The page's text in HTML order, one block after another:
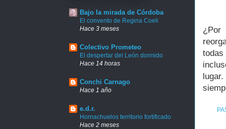
¿Por
Bajo la mirada de Córdoba
El convento de Regina Coeli
Hace 3 meses
Colectivo Prometeo
El despertar del León dormido
Hace 14 horas
Conchi Carnago
Hace 1 año
e.d.r.
Hornachuelos territorio fortificado
Hace 2 meses